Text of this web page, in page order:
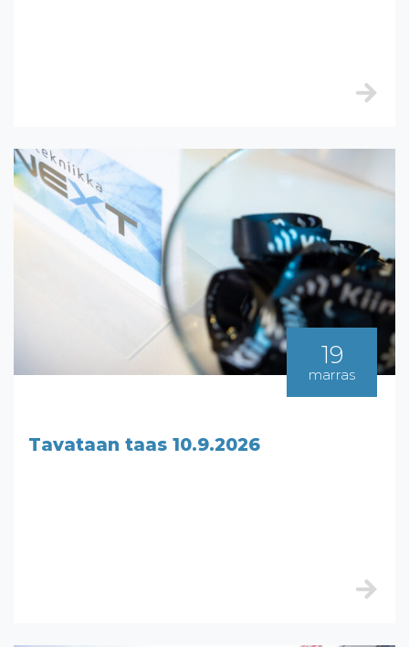
19
marras
Tavataan taas 10.9.2026